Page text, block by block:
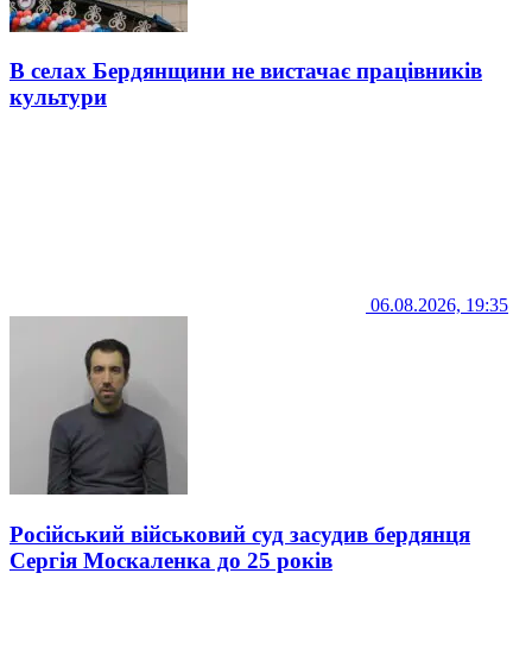
В селах Бердянщини не вистачає працівників
культури
06.08.2026, 19:35
Російський військовий суд засудив бердянця
Сергія Москаленка до 25 років